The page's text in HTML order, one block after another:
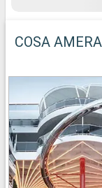
COSA